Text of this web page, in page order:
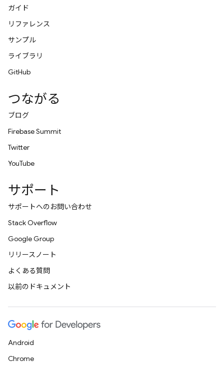
ガイド
リファレンス
サンプル
ライブラリ
GitHub
つながる
ブログ
Firebase Summit
Twitter
YouTube
サポート
サポートへのお問い合わせ
Stack Overflow
Google Group
リリースノート
よくある質問
以前のドキュメント
Android
Chrome